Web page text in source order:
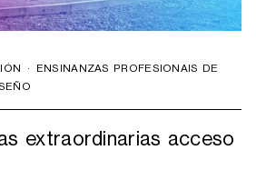
· ENSINANZAS PROFESIONAIS DE
extraordinarias acceso